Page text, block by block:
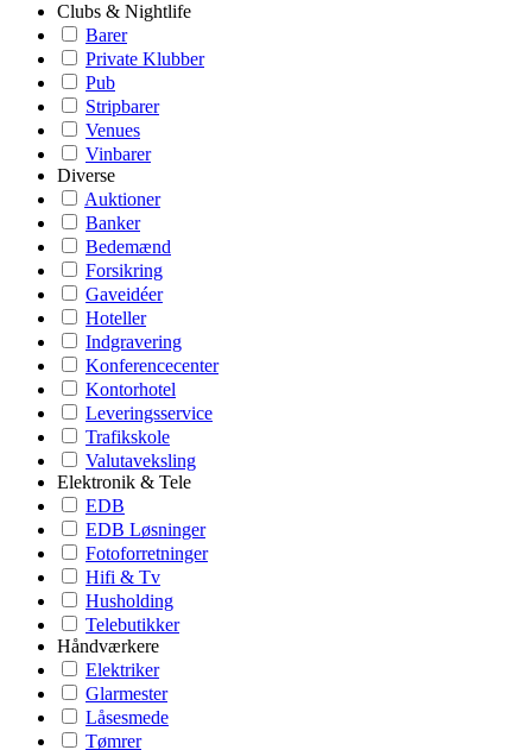
Clubs & Nightlife
Barer
Private Klubber
Pub
Stripbarer
Venues
Vinbarer
Diverse
Auktioner
Banker
Bedemænd
Forsikring
Gaveidéer
Hoteller
Indgravering
Konferencecenter
Kontorhotel
Leveringsservice
Trafikskole
Valutaveksling
Elektronik & Tele
EDB
EDB Løsninger
Fotoforretninger
Hifi & Tv
Husholding
Telebutikker
Håndværkere
Elektriker
Glarmester
Låsesmede
Tømrer